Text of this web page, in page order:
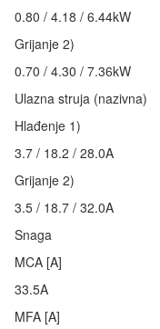
0.80 / 4.18 / 6.44kW
Grijanje 2)
0.70 / 4.30 / 7.36kW
Ulazna struja (nazivna)
Hlađenje 1)
3.7 / 18.2 / 28.0A
Grijanje 2)
3.5 / 18.7 / 32.0A
Snaga
MCA [A]
33.5A
MFA [A]